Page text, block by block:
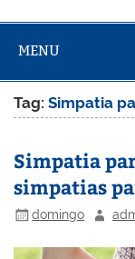
MENU
Tag:Simpatia
Simpatia
simpatias
domingo